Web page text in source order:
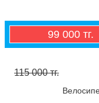
99 000 тг.
115 000 тг.